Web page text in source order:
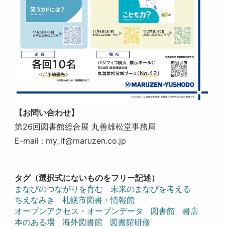
【お問い合わせ】
第26回図書館総合展 丸善雄松堂事務局
E-mail : my_lf@maruzen.co.jp
タグ（選択式にないものをフリー記述）
まなびのつながりを育む
未来のまなびを考える
ちえなみき
札幌市図書・情報館
オープンアクセス・オープンデータ
図書館
書店
本のある場
海外図書館 図書館研修